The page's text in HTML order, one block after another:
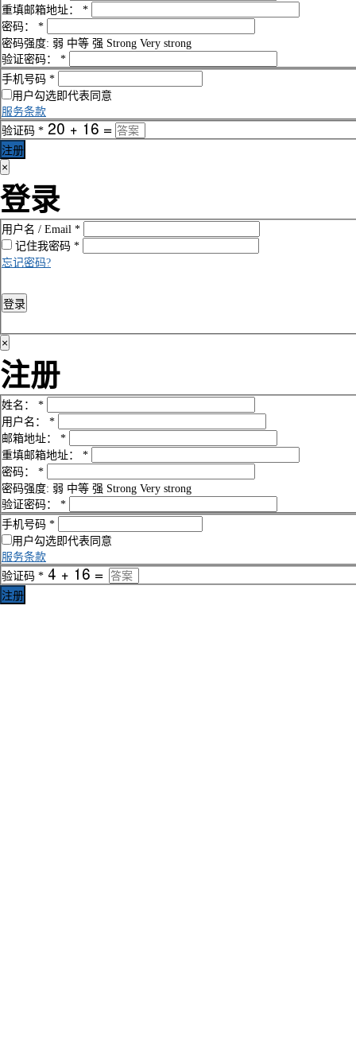
重填邮箱地址：
*
密码：
*
密码强度: 弱 中等 强 Strong Very strong
验证密码：
*
手机号码 *
用户勾选即代表同意
服务条款
验证码 *
注册
×
登录
用户名 / Email *
密码 *
记住我
忘记密码?
登录
×
注册
姓名：
*
用户名：
*
邮箱地址：
*
重填邮箱地址：
*
密码：
*
密码强度: 弱 中等 强 Strong Very strong
验证密码：
*
手机号码 *
用户勾选即代表同意
服务条款
验证码 *
注册